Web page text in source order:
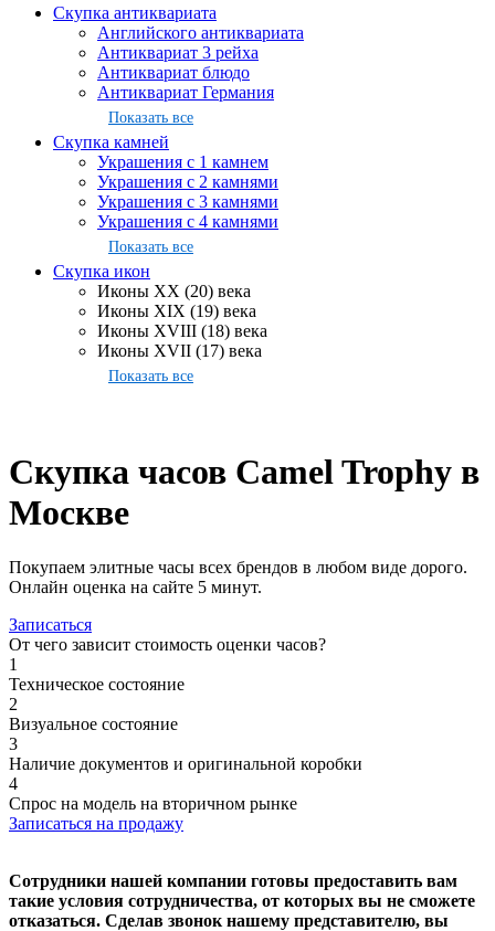
Скупка антиквариата
Английского антиквариата
Антиквариат 3 рейха
Антиквариат блюдо
Антиквариат Германия
Показать все
Скупка камней
Украшения с 1 камнем
Украшения с 2 камнями
Украшения с 3 камнями
Украшения с 4 камнями
Показать все
Скупка икон
Иконы XX (20) века
Иконы XIX (19) века
Иконы XVIII (18) века
Иконы XVII (17) века
Показать все
Скупка часов Camel Trophy в
Москве
Покупаем элитные часы всех брендов в любом виде дорого.
Онлайн оценка на сайте 5 минут.
Записаться
От чего зависит стоимость оценки часов?
1
Техническое состояние
2
Визуальное состояние
3
Наличие документов и оригинальной коробки
4
Спрос на модель на вторичном рынке
Записаться на продажу
Сотрудники нашей компании готовы предоставить вам
такие условия сотрудничества, от которых вы не сможете
отказаться. Сделав звонок нашему представителю, вы